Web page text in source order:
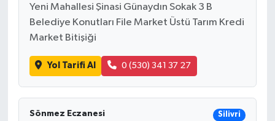
Yeni Mahallesi Şinasi Günaydın Sokak 3 B
Belediye Konutları File Market Üstü Tarım Kredi
Market Bitişiği
Yol Tarifi Al 0 (530) 341 37 27
Sönmez Eczanesi Silivri